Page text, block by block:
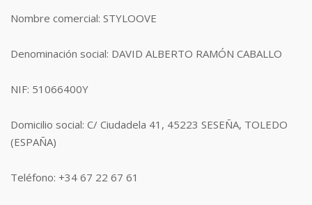
Nombre comercial: STYLOOVE
Denominación social: DAVID ALBERTO RAMÓN CABALLO
NIF: 51066400Y
Domicilio social: C/ Ciudadela 41, 45223 SESEÑA, TOLEDO
(ESPAÑA)
Teléfono: +34 67 22 67 61